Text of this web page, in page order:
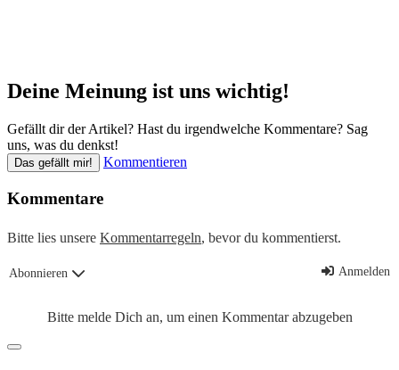
Deine Meinung ist uns wichtig!
Gefällt dir der Artikel? Hast du irgendwelche Kommentare? Sag
uns, was du denkst!
Das gefällt mir! Kommentieren
Kommentare
Bitte lies unsere Kommentarregeln, bevor du kommentierst.
Abonnieren Anmelden
Bitte melde Dich an, um einen Kommentar abzugeben